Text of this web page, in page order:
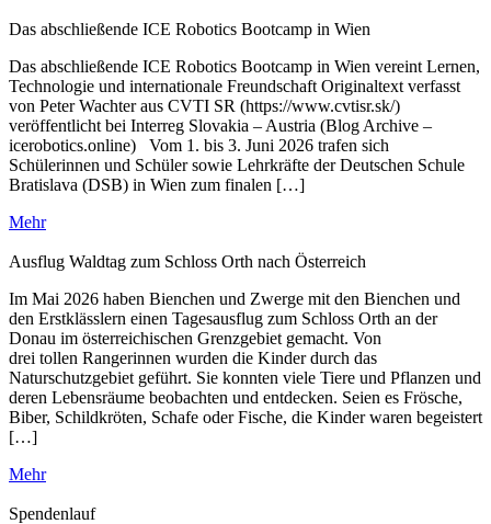
Das abschließende ICE Robotics Bootcamp in Wien
Das abschließende ICE Robotics Bootcamp in Wien vereint Lernen,
Technologie und internationale Freundschaft Originaltext verfasst
von Peter Wachter aus CVTI SR (https://www.cvtisr.sk/)
veröffentlicht bei Interreg Slovakia – Austria (Blog Archive –
icerobotics.online) Vom 1. bis 3. Juni 2026 trafen sich
Schülerinnen und Schüler sowie Lehrkräfte der Deutschen Schule
Bratislava (DSB) in Wien zum finalen […]
Mehr
Ausflug Waldtag zum Schloss Orth nach Österreich
Im Mai 2026 haben Bienchen und Zwerge mit den Bienchen und
den Erstklässlern einen Tagesausflug zum Schloss Orth an der
Donau im österreichischen Grenzgebiet gemacht. Von
drei tollen Rangerinnen wurden die Kinder durch das
Naturschutzgebiet geführt. Sie konnten viele Tiere und Pflanzen und
deren Lebensräume beobachten und entdecken. Seien es Frösche,
Biber, Schildkröten, Schafe oder Fische, die Kinder waren begeistert
[…]
Mehr
Spendenlauf